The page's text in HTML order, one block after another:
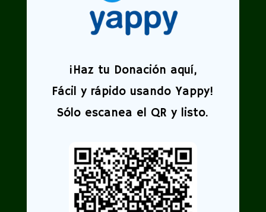
¡Haz tu Donación aquí,
Fácil y rápido usando Yappy!
Sólo escanea el QR y listo.